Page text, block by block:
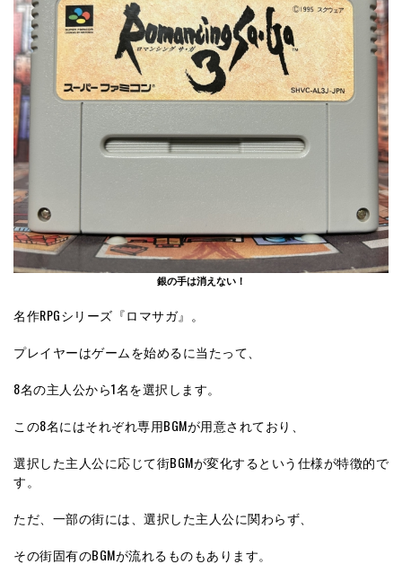
銀の手は消えない！
名作RPGシリーズ『ロマサガ』。
プレイヤーはゲームを始めるに当たって、
8名の主人公から1名を選択します。
この8名にはそれぞれ専用BGMが用意されており、
選択した主人公に応じて街BGMが変化するという仕様が特徴的で
す。
ただ、一部の街には、選択した主人公に関わらず、
その街固有のBGMが流れるものもあります。